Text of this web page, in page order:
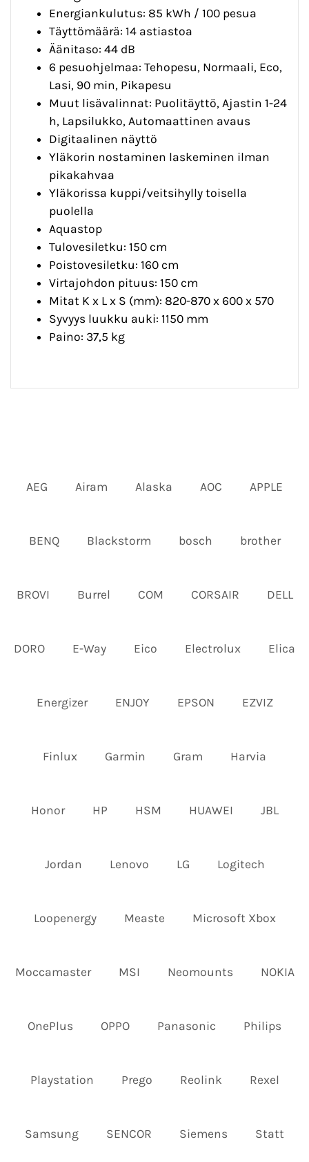
Energiankulutus: 85 kWh / 100 pesua
Täyttömäärä: 14 astiastoa
Äänitaso: 44 dB
6 pesuohjelmaa: Tehopesu, Normaali, Eco,
Lasi, 90 min, Pikapesu
Muut lisävalinnat: Puolitäyttö, Ajastin 1-24
h, Lapsilukko, Automaattinen avaus
Digitaalinen näyttö
Yläkorin nostaminen laskeminen ilman
pikakahvaa
Yläkorissa kuppi/veitsihylly toisella
puolella
Aquastop
Tulovesiletku: 150 cm
Poistovesiletku: 160 cm
Virtajohdon pituus: 150 cm
Mitat K x L x S (mm): 820-870 x 600 x 570
Syvyys luukku auki: 1150 mm
Paino: 37,5 kg
AEG Airam Alaska AOC APPLE
BENQ Blackstorm bosch brother
BROVI Burrel COM CORSAIR DELL
DORO E-Way Eico Electrolux Elica
Energizer ENJOY EPSON EZVIZ
Finlux Garmin Gram Harvia
Honor HP HSM HUAWEI JBL
Jordan Lenovo LG Logitech
Loopenergy Measte Microsoft Xbox
Moccamaster MSI Neomounts NOKIA
OnePlus OPPO Panasonic Philips
Playstation Prego Reolink Rexel
Samsung SENCOR Siemens Statt